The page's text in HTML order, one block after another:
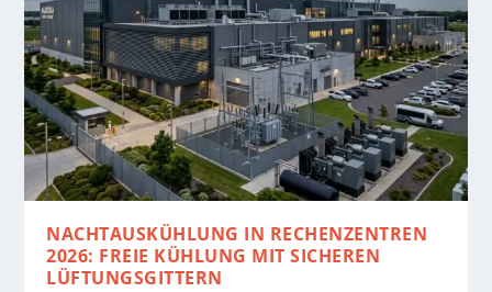
NACHTAUSKÜHLUNG IN RECHENZENTREN
2026: FREIE KÜHLUNG MIT SICHEREN
LÜFTUNGSGITTERN